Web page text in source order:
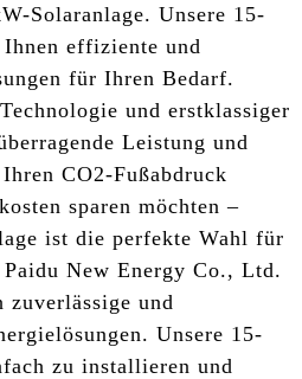
Solaranlage. Unsere 15-
effiziente und
für Ihren Bedarf.
und erstklassiger
Leistung und
CO2-Fußabdruck
sparen möchten –
ist die perfekte Wahl für
New Energy Co., Ltd.
zuverlässige und
Unsere 15-
zu installieren und